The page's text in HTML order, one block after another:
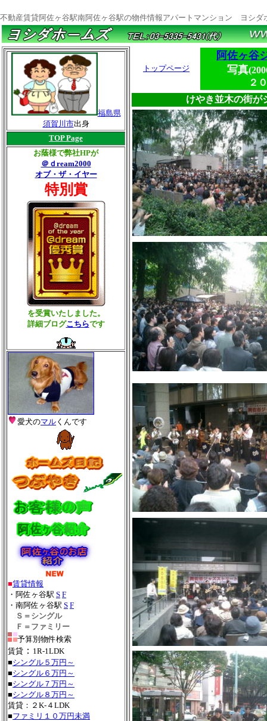
不動産賃貸阿佐ヶ谷駅南阿佐ヶ谷駅の物件情報アパートマンション ヨシダ
福島県
須賀川市出身
TOP Page
お蔭様で弊社HPが
＠ｄream2000
オブ・ザ・イヤー
特別賞
を受賞いたしました。
詳細ブログこちらです
愛犬のマル くんです
■賃貸情報
・阿佐ヶ谷駅 S F
・南阿佐ヶ谷駅 S F
Ｓ＝シングル
Ｆ＝ファミリー
予算別物件検索
賃貸 ： 1R-1LDK
■シングル５万円～
■シングル６万円～
■シングル７万円～
■シングル８万円～
賃貸：２K-４LDK
■ファミリ１０万円未満
トップページ
阿佐ヶ谷
写真
２
けやき並木の街が